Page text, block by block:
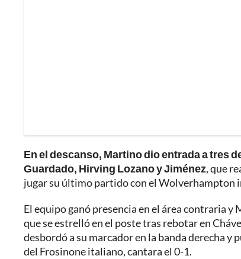
En el descanso, Martino dio entrada a tres
Guardado, Hirving Lozano y Jiménez, que
jugar su último partido con el Wolverhampton
El equipo ganó presencia en el área contraria y
que se estrelló en el poste tras rebotar en
desbordó a su marcador en la banda derecha y
del Frosinone italiano, cantara el 0-1.